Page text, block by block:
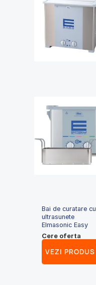
Bai de curatare cu
ultrasunete
Elmasonic Easy
Cere oferta
VEZI PRODUS